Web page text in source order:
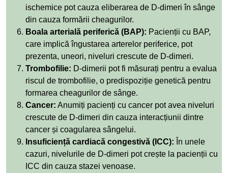
ischemice pot cauza eliberarea de D-dimeri în sânge
din cauza formării cheagurilor.
Boala arterială periferică (BAP): Pacienții cu BAP,
care implică îngustarea arterelor periferice, pot
prezenta, uneori, niveluri crescute de D-dimeri.
Trombofilie: D-dimerii pot fi măsurați pentru a evalua
riscul de trombofilie, o predispoziție genetică pentru
formarea cheagurilor de sânge.
Cancer: Anumiți pacienți cu cancer pot avea niveluri
crescute de D-dimeri din cauza interacțiunii dintre
cancer și coagularea sângelui.
Insuficiență cardiacă congestivă (ICC): În unele
cazuri, nivelurile de D-dimeri pot crește la pacienții cu
ICC din cauza stazei venoase.